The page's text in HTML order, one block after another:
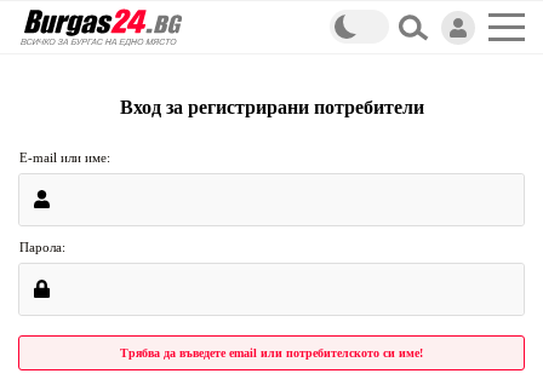
Вход за регистрирани потребители
E-mail или име:
Парола:
Трябва да въведете email или потребителското си име!